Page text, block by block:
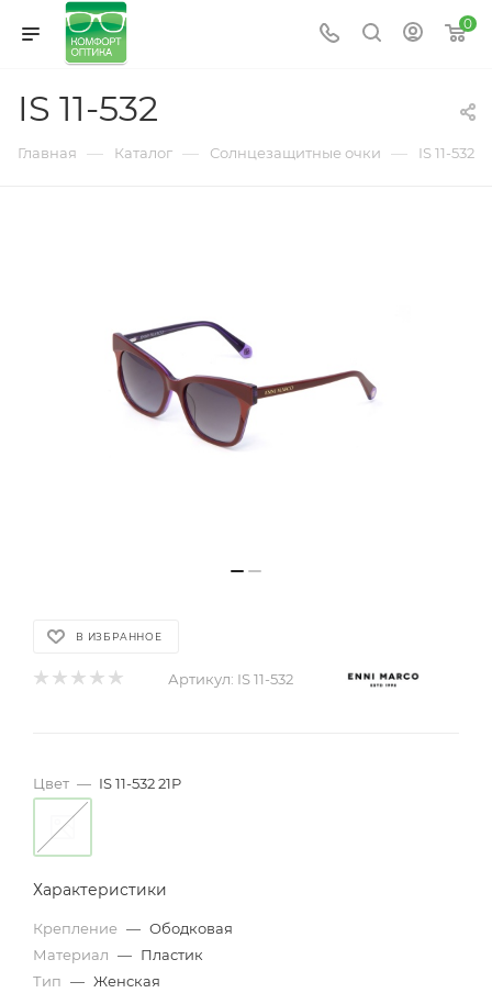
0
IS 11-532
Главная — Каталог — Солнцезащитные очки — IS 11-532
В ИЗБРАННОЕ
Артикул: IS 11-532
Цвет — IS 11-532 21P
Характеристики
Крепление — Ободковая
Материал — Пластик
Тип — Женская